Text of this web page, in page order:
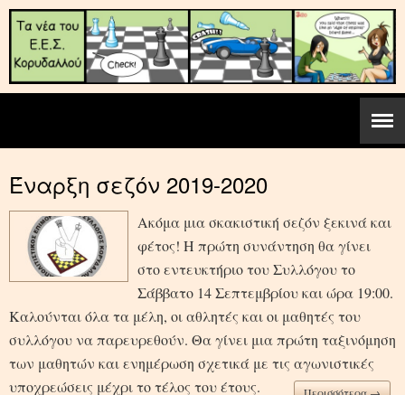
Έναρξη σεζόν 2019-2020
Ακόμα μια σκακιστική σεζόν ξεκινά και
φέτος! Η πρώτη συνάντηση θα γίνει
στο εντευκτήριο του Συλλόγου το
Σάββατο 14 Σεπτεμβρίου και ώρα 19:00.
Καλούνται όλα τα μέλη, οι αθλητές και οι μαθητές του
συλλόγου να παρευρεθούν. Θα γίνει μια πρώτη ταξινόμηση
των μαθητών και ενημέρωση σχετικά με τις αγωνιστικές
υποχρεώσεις μέχρι το τέλος του έτους.